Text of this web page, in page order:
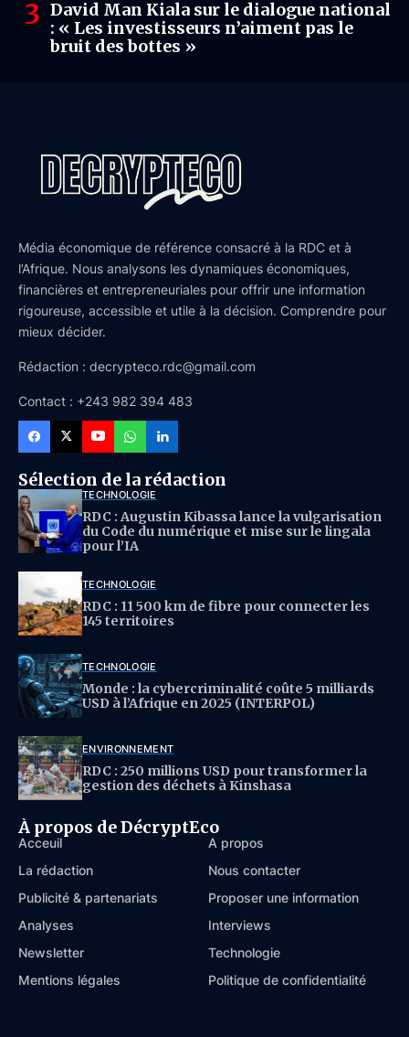
David Man Kiala sur le dialogue national
: « Les investisseurs n’aiment pas le
bruit des bottes »
Média économique de référence consacré à la RDC et à
l’Afrique. Nous analysons les dynamiques économiques,
financières et entrepreneuriales pour offrir une information
rigoureuse, accessible et utile à la décision. Comprendre pour
mieux décider.
Rédaction : decrypteco.rdc@gmail.com
Contact : +243 982 394 483
Sélection de la rédaction
TECHNOLOGIE
RDC : Augustin Kibassa lance la vulgarisation
du Code du numérique et mise sur le lingala
pour l’IA
TECHNOLOGIE
RDC : 11 500 km de fibre pour connecter les
145 territoires
TECHNOLOGIE
Monde : la cybercriminalité coûte 5 milliards
USD à l’Afrique en 2025 (INTERPOL)
ENVIRONNEMENT
RDC : 250 millions USD pour transformer la
gestion des déchets à Kinshasa
À propos de DécryptEco
Acceuil
À propos
La rédaction
Nous contacter
Publicité & partenariats
Proposer une information
Analyses
Interviews
Newsletter
Technologie
Mentions légales
Politique de confidentialité